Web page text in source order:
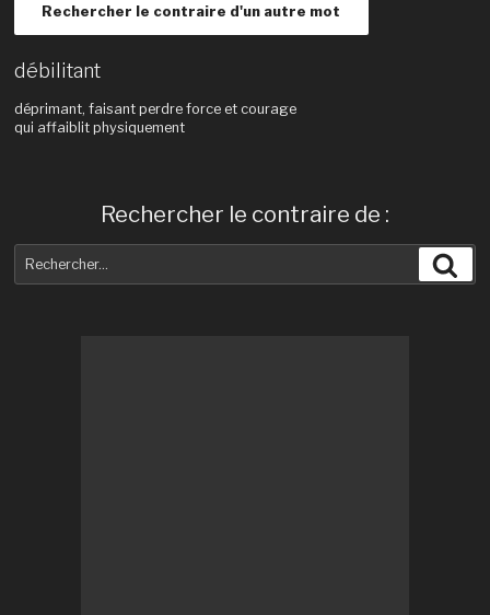
Rechercher le contraire d'un autre mot
débilitant
déprimant, faisant perdre force et courage
qui affaiblit physiquement
Rechercher le contraire de :
pour